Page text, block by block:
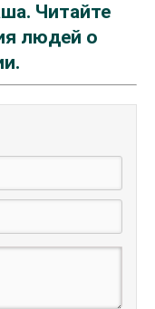
Читайте
людей о